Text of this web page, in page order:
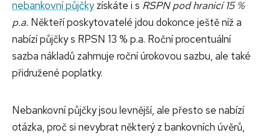
nebankovní půjčkyzískáte i s RSPN pod hranicí 15 %
p.a. Někteří poskytovatelé jdou dokonce ještě níž a
nabízí půjčky s RPSN 13 % p.a. Roční procentuální
sazba nákladů zahrnuje roční úrokovou sazbu, ale také
přidružené poplatky.
Nebankovní půjčky jsou levnější, ale přesto se nabízí
otázka, proč si nevybrat některý z bankovních úvěrů,